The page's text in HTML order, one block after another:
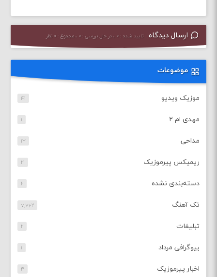
ارسال دیدگاه تایید شده : ۰ ، در حال بررسی : ۰ ، مجموع : ۰ نظر
موضوعات
موزیک ویدیو ۴۱
مهدی ام ۲ ۱
مداحی ۱۳
ریمیکس پیرموزیک ۲۱
دسته‌بندی نشده ۲
تک آهنگ ۷,۷۶۲
تبلیغات ۲
بیوگرافی مرداد ۱
اخبار پیرموزیک ۳